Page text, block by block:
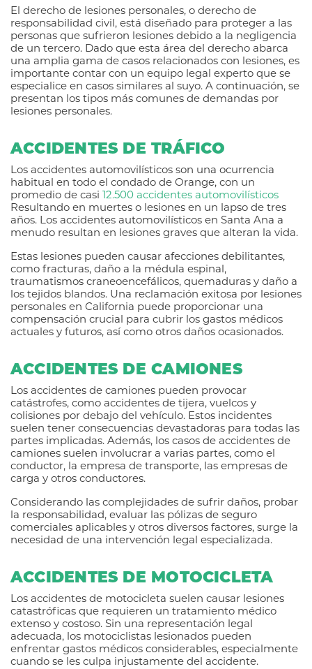
El derecho de lesiones personales, o derecho de
responsabilidad civil, está diseñado para proteger a las
personas que sufrieron lesiones debido a la negligencia
de un tercero. Dado que esta área del derecho abarca
una amplia gama de casos relacionados con lesiones, es
importante contar con un equipo legal experto que se
especialice en casos similares al suyo. A continuación, se
presentan los tipos más comunes de demandas por
lesiones personales.
ACCIDENTES DE TRÁFICO
Los accidentes automovilísticos son una ocurrencia
habitual en todo el condado de Orange, con un
promedio de casi 12.500 accidentes automovilísticos
Resultando en muertes o lesiones en un lapso de tres
años. Los accidentes automovilísticos en Santa Ana a
menudo resultan en lesiones graves que alteran la vida.
Estas lesiones pueden causar afecciones debilitantes,
como fracturas, daño a la médula espinal,
traumatismos craneoencefálicos, quemaduras y daño a
los tejidos blandos. Una reclamación exitosa por lesiones
personales en California puede proporcionar una
compensación crucial para cubrir los gastos médicos
actuales y futuros, así como otros daños ocasionados.
ACCIDENTES DE CAMIONES
Los accidentes de camiones pueden provocar
catástrofes, como accidentes de tijera, vuelcos y
colisiones por debajo del vehículo. Estos incidentes
suelen tener consecuencias devastadoras para todas las
partes implicadas. Además, los casos de accidentes de
camiones suelen involucrar a varias partes, como el
conductor, la empresa de transporte, las empresas de
carga y otros conductores.
Considerando las complejidades de sufrir daños, probar
la responsabilidad, evaluar las pólizas de seguro
comerciales aplicables y otros diversos factores, surge la
necesidad de una intervención legal especializada.
ACCIDENTES DE MOTOCICLETA
Los accidentes de motocicleta suelen causar lesiones
catastróficas que requieren un tratamiento médico
extenso y costoso. Sin una representación legal
adecuada, los motociclistas lesionados pueden
enfrentar gastos médicos considerables, especialmente
cuando se les culpa injustamente del accidente.